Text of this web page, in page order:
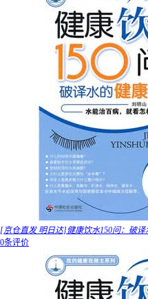
[京仓直发 明日达]健康饮水150问：破译
0条评价